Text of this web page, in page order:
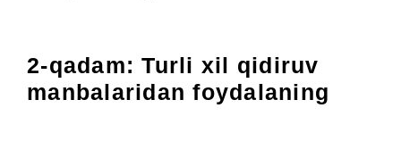
2-qadam: Turli xil qidiruv
manbalaridan foydalaning